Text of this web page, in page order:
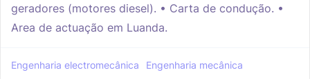
geradores (motores diesel). • Carta de condução. •
Area de actuação em Luanda.
Engenharia electromecânica Engenharia mecânica